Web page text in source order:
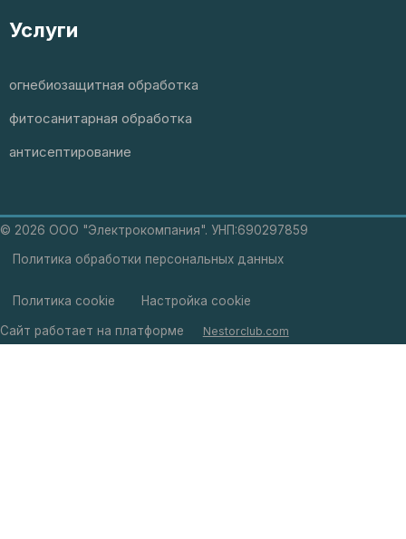
Услуги
огнебиозащитная обработка
фитосанитарная обработка
антисептирование
© 2026 ООО "Электрокомпания". УНП:690297859
Политика обработки персональных данных
Политика cookie Настройка cookie
Сайт работает на платформе Nestorclub.com